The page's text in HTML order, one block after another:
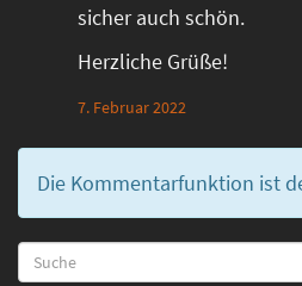
sicher auch schön.
Herzliche Grüße!
7. Februar 2022
Die Kommentarfunktion ist